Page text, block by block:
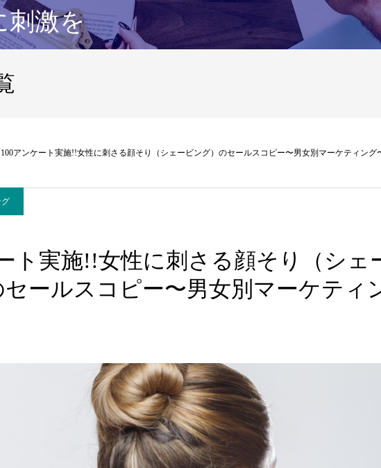
刺激を
100アンケート実施!!女性に刺さる顔そり（シェービング）のセールスコピー〜男女別マーケティング
グ
ト実施!!女性に刺さる顔そり（シェ
セールスコピー〜男女別マーケティ